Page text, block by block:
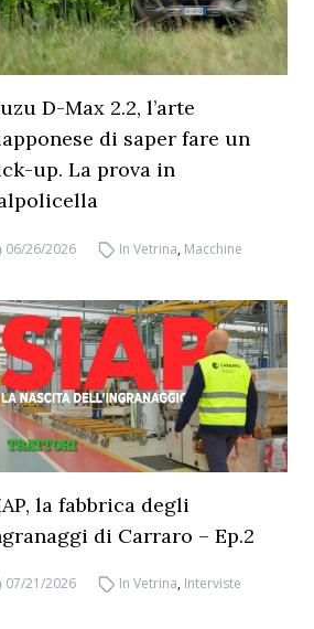
D-Max 2.2, l’arte
di saper fare un
up. La prova in
06/26/2026 In Vetrina, Macchine
la fabbrica degli
di Carraro – Ep.2
07/21/2026 In Vetrina, Interviste